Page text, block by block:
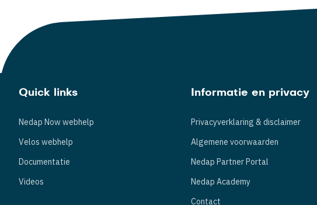
Quick links
Nedap Now webhelp
Velos webhelp
Documentatie
Videos
Informatie en privacy
Privacyverklaring & disclaimer
Algemene voorwaarden
Nedap Partner Portal
Nedap Academy
Contact